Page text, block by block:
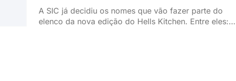
A SIC já decidiu os nomes que vão fazer parte do
elenco da nova edição do Hells Kitchen. Entre eles: